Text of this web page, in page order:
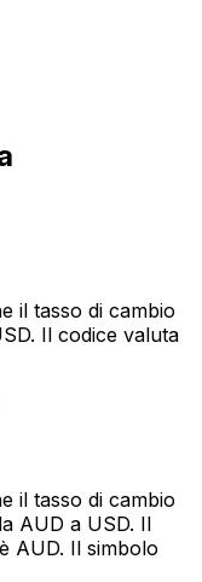
il tasso di cambio
Il codice valuta
il tasso di cambio
AUD a USD. Il
AUD. Il simbolo